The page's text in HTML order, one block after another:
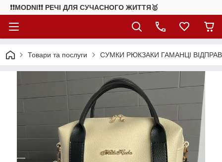
❗❗MODNI❗❗ РЕЧІ ДЛЯ СУЧАСНОГО ЖИТТЯ🥇
Товари та послуги СУМКИ РЮКЗАКИ ГАМАНЦІ